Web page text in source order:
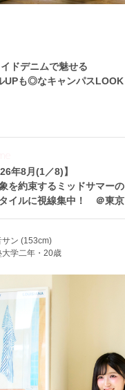
ドデニムで魅せる
UPも◎なキャンパスLOOK
年8月(1／8)】
を約束するミッドサマーの
イルに視線集中！ ＠東京
サン (153cm)
大学二年・20歳